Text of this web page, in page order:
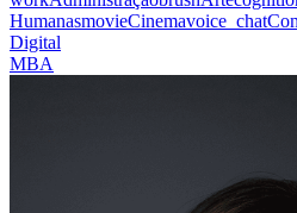
HumanasmovieCinemavoice_chat
Digital
MBA